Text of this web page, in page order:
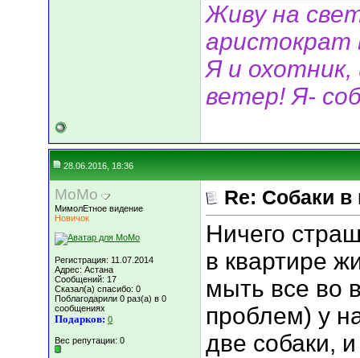
Живу на
аристократ
Я и охотник,
ветер! Я-
28.06.2016, 18:36
MoMo
МимолЕтное видение
Новичок
Регистрация: 11.07.2014
Адрес: Астана
Сообщений: 17
Сказал(а) спасибо: 0
Поблагодарили 0 раз(а) в 0
сообщениях
Подарков: 0
Вес репутации: 0
Re: Собаки в
Ничего
в квартире
мыть все во
проблем) у
две собаки,